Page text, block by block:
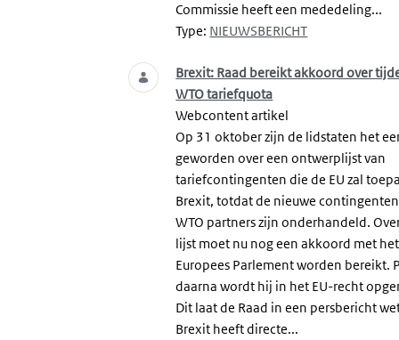
Commissie heeft een mededeling...
Type: NIEUWSBERICHT
Brexit: Raad bereikt akkoord over
WTO tariefquota
Webcontent artikel
Op 31 oktober zijn de lidstaten het
geworden over een ontwerplijst van
tariefcontingenten die de EU zal
Brexit, totdat de nieuwe
WTO partners zijn onderhandeld.
lijst moet nu nog een akkoord met het
Europees Parlement worden bereikt.
daarna wordt hij in het EU-recht
Dit laat de Raad in een persbericht
Brexit heeft directe...